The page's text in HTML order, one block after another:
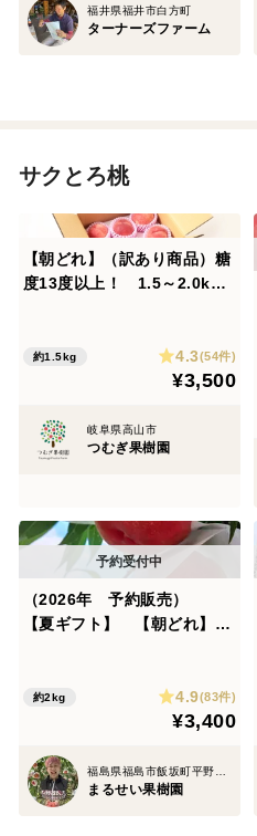
福井県福井市白方町
ターナーズファーム
サクとろ桃
【朝どれ】（訳あり商品）糖
度13度以上！ 1.5～2.0kg
賞受賞🏆
約1.5kg 4.3(54件)
¥3,500
岐阜県高山市
つむぎ果樹園
（2026年 予約販売）
【夏ギフト】 【朝どれ】ま
k2
約2kg 4.9(83件)
¥3,400
まるせい果樹園